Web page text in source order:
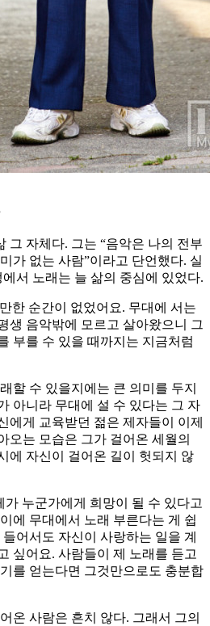
그 자체다. 그는 “음악은 나의 전부
가 없는 사람”이라고 단언했다. 실
서 노래는 늘 삶의 중심에 있었다.
한 순간이 없었어요. 무대에 서는
생 음악밖에 모르고 살아왔으니 그
부를 수 있을 때까지는 지금처럼
할 수 있을지에는 큰 의미를 두지
아니라 무대에 설 수 있다는 그 자
에게 교육받던 젊은 제자들이 이제
오는 모습은 그가 걸어온 세월의
에 자신이 걸어온 길이 헛되지 않
가 누군가에게 희망이 될 수 있다고
에 무대에서 노래 부른다는 게 쉽
어서도 자신이 사랑하는 일을 계
싶어요. 사람들이 제 노래를 듣고
를 얻는다면 그것만으로도 충분합
온 사람은 흔치 않다. 그래서 그의